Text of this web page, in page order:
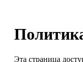
Эта страница